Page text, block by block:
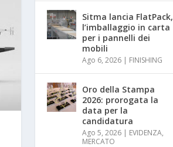
Sitma lancia FlatPack,
l’imballaggio in carta
per i pannelli dei
mobili
Ago 6, 2026 | FINISHING
Oro della Stampa
2026: prorogata la
data per la
candidatura
Ago 5, 2026 | EVIDENZA,
MERCATO